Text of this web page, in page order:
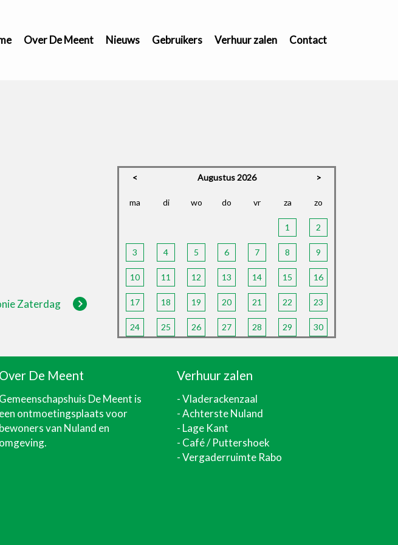
Over De Meent Nieuws Gebruikers Verhuur zalen Contact
Zaterdag
< Augustus 2026 >
ma di wo do vr za zo
1 2
3 4 5 6 7 8 9
10 11 12 13 14 15 16
17 18 19 20 21 22 23
24 25 26 27 28 29 30
Over De Meent
Gemeenschapshuis De Meent is
een ontmoetingsplaats voor
bewoners van Nuland en
omgeving.
Verhuur zalen
-Vladerackenzaal
-Achterste Nuland
- Lage Kant
- Café / Puttershoek
- Vergaderruimte Rabo